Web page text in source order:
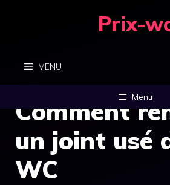
Prix-
MENU
Menu
Comment
un joint usé
WC